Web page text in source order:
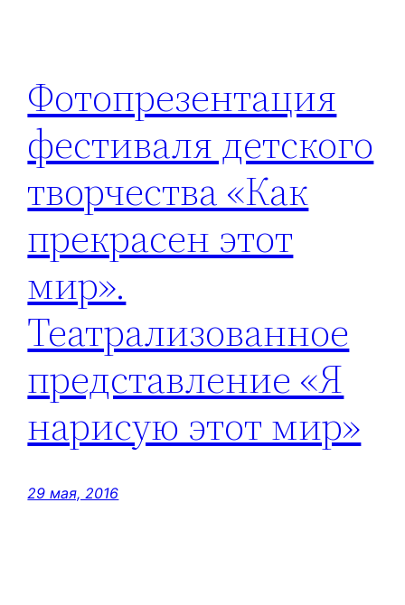
Фотопрезентация
фестиваля детского
творчества «Как
прекрасен этот
мир».
Театрализованное
представление «Я
нарисую этот мир»
29 мая, 2016